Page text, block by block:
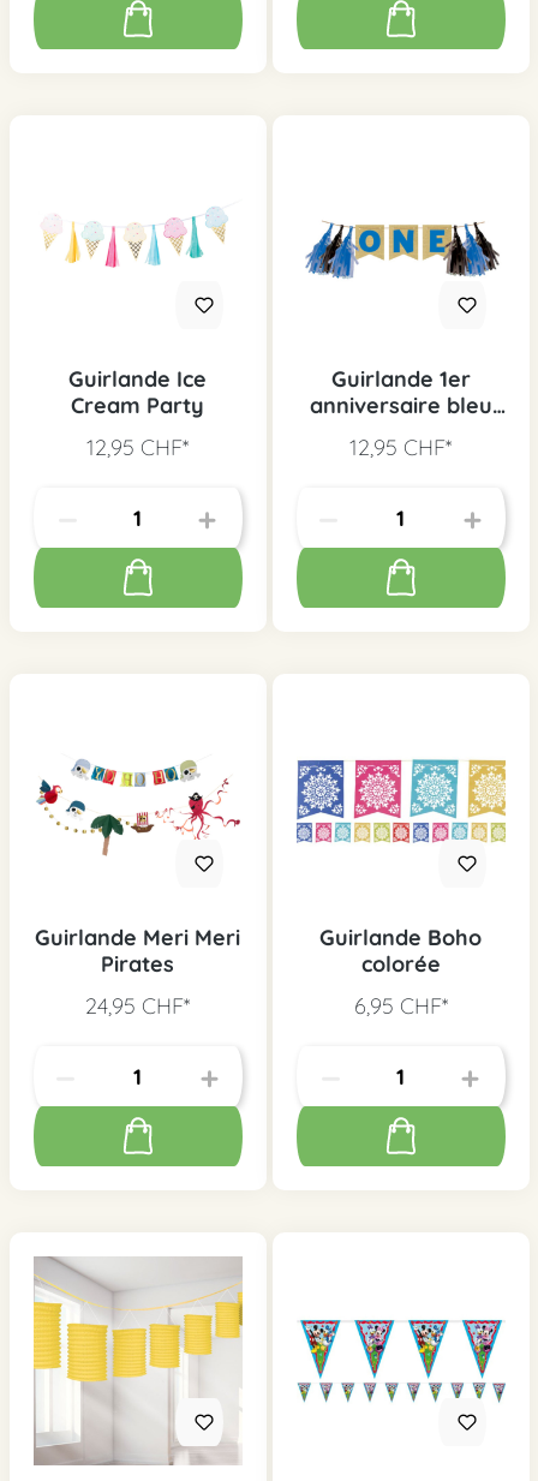
Guirlande Ice
Cream Party
12,95 CHF*
Guirlande 1er
anniversaire bleu
12,95 CHF*
Guirlande Meri Meri
Pirates
24,95 CHF*
Guirlande Boho
colorée
6,95 CHF*